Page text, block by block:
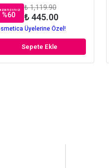
%60
₺ 1,119.90
₺ 445.00
Üyelerine Özel!
Sepete Ekle